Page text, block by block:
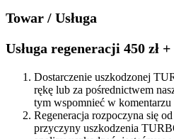
716860
Towar / Usługa
Usługa regeneracji 450 zł +
Dostarczenie uszkodzonej
rękę lub za pośrednictwem
tym wspomnieć w
Regeneracja rozpoczyna się
przyczyny uszkodzenia